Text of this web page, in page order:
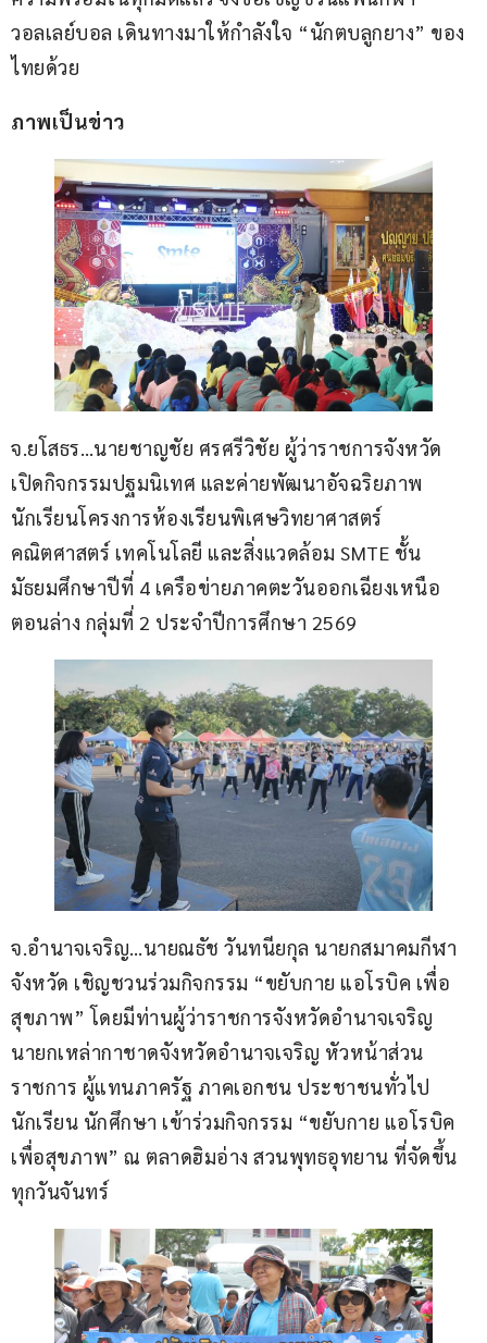
วอลเลย์บอล เดินทางมาให้กำลังใจ “นักตบลูกยาง” ของ
ไทยด้วย
ภาพเป็นข่าว
จ.ยโสธร…นายชาญชัย ศรศรีวิชัย ผู้ว่าราชการจังหวัด
เปิดกิจกรรมปฐมนิเทศ และค่ายพัฒนาอัจฉริยภาพ
นักเรียนโครงการห้องเรียนพิเศษวิทยาศาสตร์
คณิตศาสตร์ เทคโนโลยี และสิ่งแวดล้อม SMTE ชั้น
มัธยมศึกษาปีที่ 4 เครือข่ายภาคตะวันออกเฉียงเหนือ
ตอนล่าง กลุ่มที่ 2 ประจำปีการศึกษา 2569
จ.อำนาจเจริญ…นายณธัช วันทนียกุล นายกสมาคมกีฬา
จังหวัด เชิญชวนร่วมกิจกรรม “ขยับกาย แอโรบิค เพื่อ
สุขภาพ” โดยมีท่านผู้ว่าราชการจังหวัดอำนาจเจริญ
นายกเหล่ากาชาดจังหวัดอำนาจเจริญ หัวหน้าส่วน
ราชการ ผู้แทนภาครัฐ ภาคเอกชน ประชาชนทั่วไป
นักเรียน นักศึกษา เข้าร่วมกิจกรรม “ขยับกาย แอโรบิค
เพื่อสุขภาพ” ณ ตลาดฮิมอ่าง สวนพุทธอุทยาน ที่จัดขึ้น
ทุกวันจันทร์